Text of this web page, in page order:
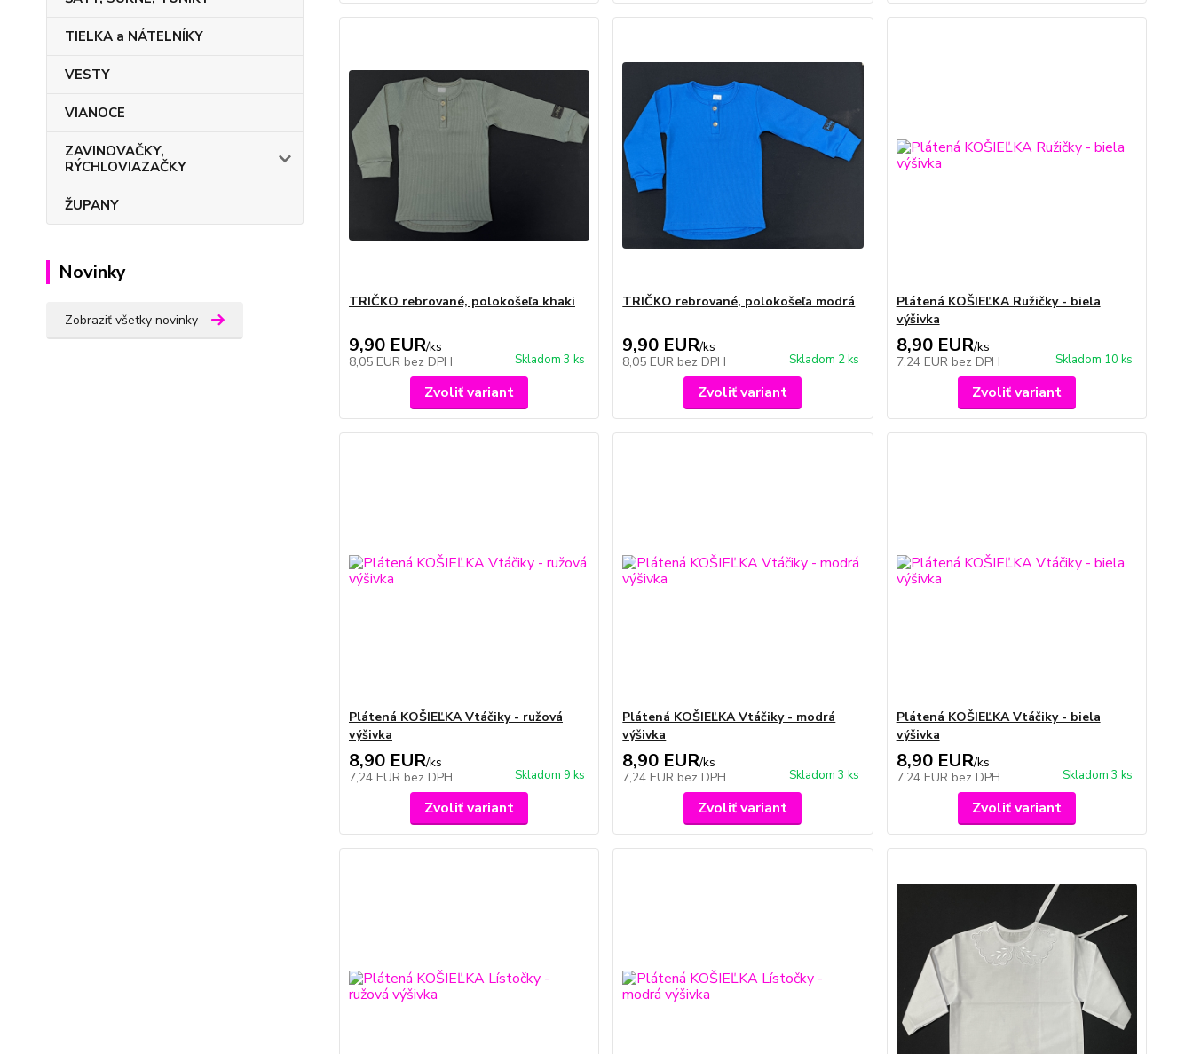
TIELKA a NÁTELNÍKY
VESTY
VIANOCE
ZAVINOVAČKY,
RÝCHLOVIAZAČKY
ŽUPANY
Novinky
Zobraziť všetky novinky
TRIČKO rebrované, polokošeľa khaki
9,90 EUR/ks
8,05 EUR bez DPH Skladom 3 ks
Zvoliť variant
TRIČKO rebrované, polokošeľa modrá
9,90 EUR/ks
8,05 EUR bez DPH Skladom 2 ks
Zvoliť variant
Plátená KOŠIEĽKA Ružičky - biela
výšivka
8,90 EUR/ks
7,24 EUR bez DPH Skladom 10 ks
Zvoliť variant
Plátená KOŠIEĽKA Vtáčiky - ružová
výšivka
8,90 EUR/ks
7,24 EUR bez DPH Skladom 9 ks
Zvoliť variant
Plátená KOŠIEĽKA Vtáčiky - modrá
výšivka
8,90 EUR/ks
7,24 EUR bez DPH Skladom 3 ks
Zvoliť variant
Plátená KOŠIEĽKA Vtáčiky - biela
výšivka
8,90 EUR/ks
7,24 EUR bez DPH Skladom 3 ks
Zvoliť variant